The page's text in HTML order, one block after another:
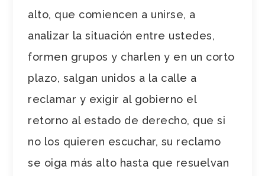
alto, que comiencen a unirse, a
analizar la situación entre ustedes,
formen grupos y charlen y en un corto
plazo, salgan unidos a la calle a
reclamar y exigir al gobierno el
retorno al estado de derecho, que si
no los quieren escuchar, su reclamo
se oiga más alto hasta que resuelvan